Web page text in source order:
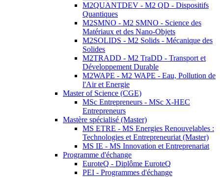
M2QUANTDEV - M2 QD - Dispositifs
Quantiques
M2SMNO - M2 SMNO - Science des
Matériaux et des Nano-Objets
M2SOLIDS - M2 Solids - Mécanique des
Solides
M2TRADD - M2 TraDD - Transport et
Développement Durable
M2WAPE - M2 WAPE - Eau, Pollution de
l'Air et Energie
Master of Science (CGE)
MSc Entrepreneurs - MSc X-HEC
Entrepreneurs
Mastère spécialisé (Master)
MS ETRE - MS Energies Renouvelables :
Technologies et Entrepreneuriat (Master)
MS IE - MS Innovation et Entreprenariat
Programme d'échange
EuroteQ - Diplôme EuroteQ
PEI - Programmes d'échange